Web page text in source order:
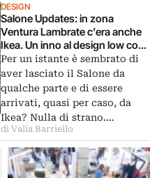
DESIGN
Salone Updates: in zona
Ventura Lambrate c’era anche
Ikea. Un inno al design low cost,
con una perfetta riproduzione
dei famosi store…
Per un istante è sembrato di
aver lasciato il Salone da
qualche parte e di essere
arrivati, quasi per caso, da
Ikea? Nulla di strano.…
di Valia Barriello